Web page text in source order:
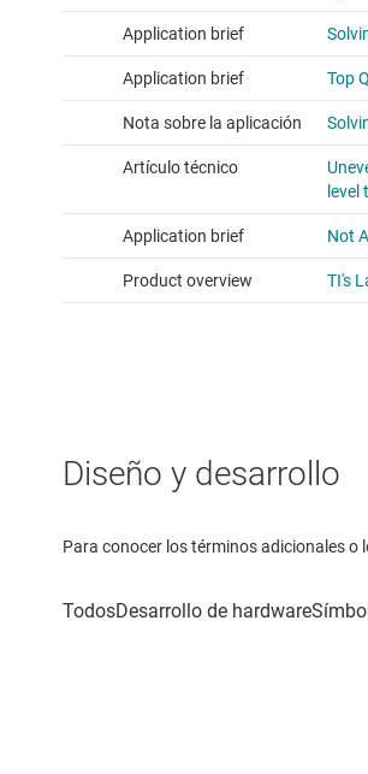
Diseño y desarrollo
Para conocer los términos adicionales o